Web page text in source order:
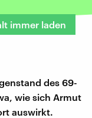
immer laden
des 69-
wie sich Armut
auswirkt.